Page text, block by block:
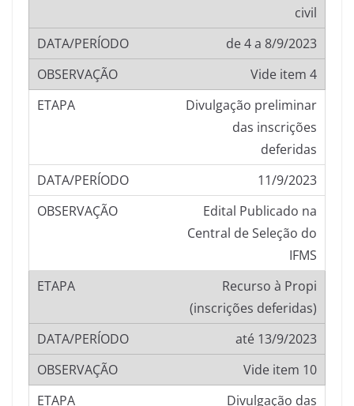
civil
de 4 a 8/9/2023
Vide item 4
Divulgação preliminar
das inscrições
deferidas
11/9/2023
Edital Publicado na
Central de Seleção do
IFMS
Recurso à Propi
(inscrições deferidas)
até 13/9/2023
Vide item 10
Divulgação das